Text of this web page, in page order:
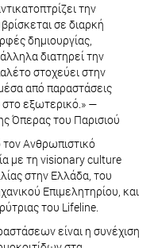
την
σε διαρκή
δημιουργίας,
διατηρεί την
στοχεύει στην
από παραστάσεις
στο εξωτερικό.» —
Όπερας του Παρισιού
Ανθρωπιστικό
με τη visionary culture
στην Ελλάδα, του
Επιμελητηρίου, και
του Lifeline.
είναι η συνέχιση